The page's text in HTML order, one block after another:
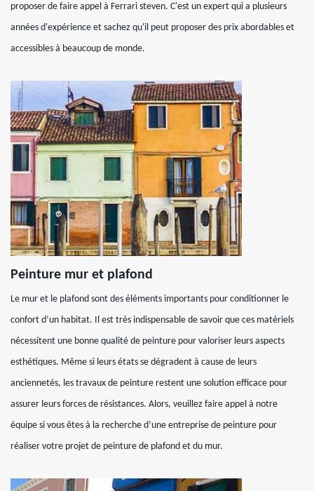
proposer de faire appel à Ferrari steven. C'est un expert qui a plusieurs
années d'expérience et sachez qu'il peut proposer des prix abordables et
accessibles à beaucoup de monde.
Peinture mur et plafond
Le mur et le plafond sont des éléments importants pour conditionner le
confort d’un habitat. Il est très indispensable de savoir que ces matériels
nécessitent une bonne qualité de peinture pour valoriser leurs aspects
esthétiques. Même si leurs états se dégradent à cause de leurs
anciennetés, les travaux de peinture restent une solution efficace pour
assurer leurs forces de résistances. Alors, veuillez faire appel à notre
équipe si vous êtes à la recherche d’une entreprise de peinture pour
réaliser votre projet de peinture de plafond et du mur.